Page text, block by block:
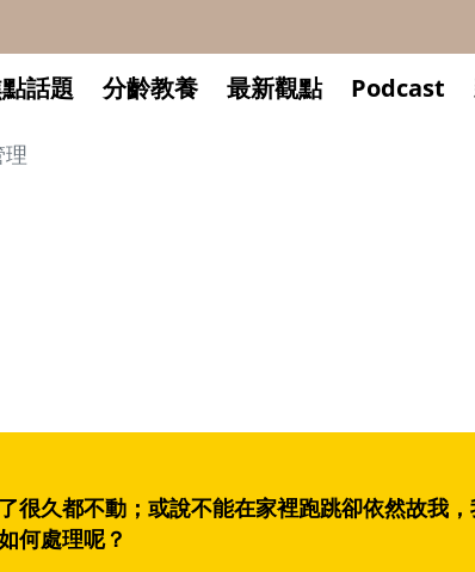
話題 分齡教養 最新觀點 Podcast
很久都不動；或說不能在家裡跑跳卻依然故我
何處理呢？